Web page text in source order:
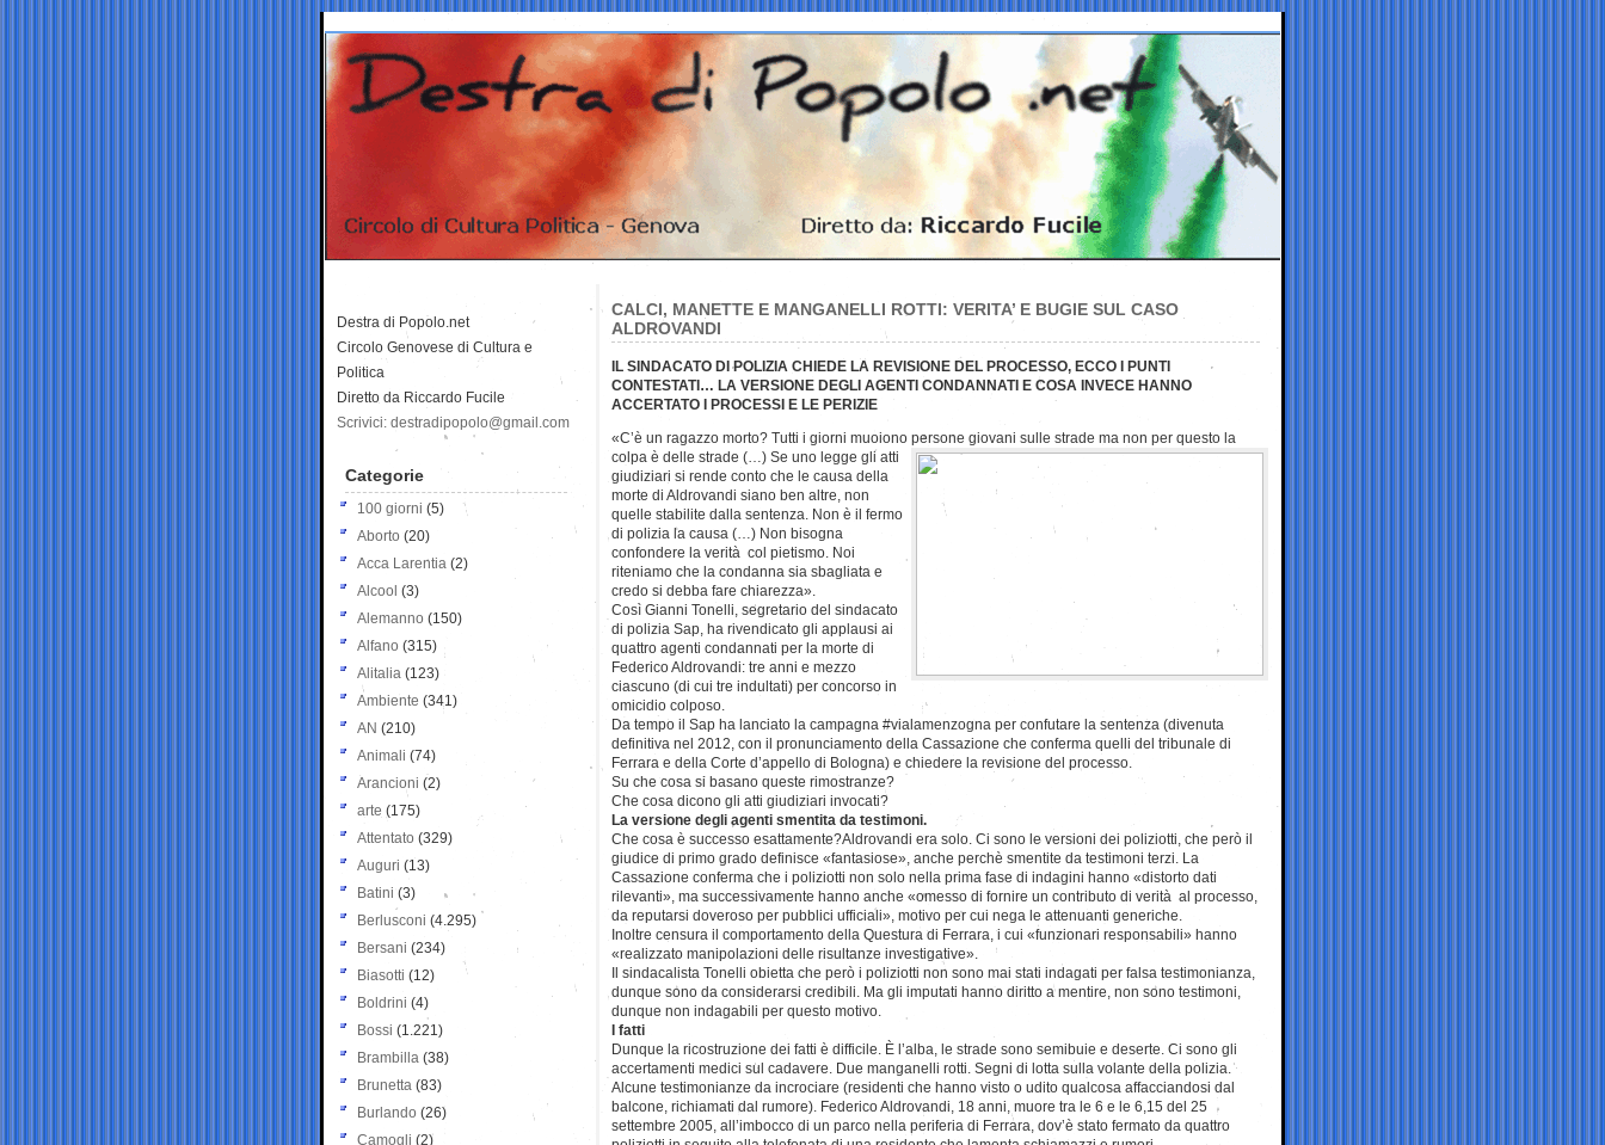
CALCI, MANETTE E MANGANELLI ROTTI: VERITA’ E BUGIE SUL CASO
ALDROVANDI
IL SINDACATO DI POLIZIA CHIEDE LA REVISIONE DEL PROCESSO, ECCO I PUNTI
CONTESTATI… LA VERSIONE DEGLI AGENTI CONDANNATI E COSA INVECE HANNO
ACCERTATO I PROCESSI E LE PERIZIE
«C’è un ragazzo morto? Tutti i giorni muoiono persone giovani sulle strade ma non per questo la
colpa è delle strade (…) Se uno legge gli atti
giudiziari si rende conto che le causa della
morte di Aldrovandi siano ben altre, non
quelle stabilite dalla sentenza. Non è il fermo
di polizia la causa (…) Non bisogna
confondere la verità col pietismo. Noi
riteniamo che la condanna sia sbagliata e
credo si debba fare chiarezza».
Così Gianni Tonelli, segretario del sindacato
di polizia Sap, ha rivendicato gli applausi ai
quattro agenti condannati per la morte di
Federico Aldrovandi: tre anni e mezzo
ciascuno (di cui tre indultati) per concorso in
omicidio colposo.
Da tempo il Sap ha lanciato la campagna #vialamenzogna per confutare la sentenza (divenuta
definitiva nel 2012, con il pronunciamento della Cassazione che conferma quelli del tribunale di
Ferrara e della Corte d’appello di Bologna) e chiedere la revisione del processo.
Su che cosa si basano queste rimostranze?
Che cosa dicono gli atti giudiziari invocati?
La versione degli agenti smentita da testimoni.
Che cosa è successo esattamente?Aldrovandi era solo. Ci sono le versioni dei poliziotti, che però il
giudice di primo grado definisce «fantasiose», anche perchè smentite da testimoni terzi. La
Cassazione conferma che i poliziotti non solo nella prima fase di indagini hanno «distorto dati
rilevanti», ma successivamente hanno anche «omesso di fornire un contributo di verità al processo,
da reputarsi doveroso per pubblici ufficiali», motivo per cui nega le attenuanti generiche.
Inoltre censura il comportamento della Questura di Ferrara, i cui «funzionari responsabili» hanno
«realizzato manipolazioni delle risultanze investigative».
Il sindacalista Tonelli obietta che però i poliziotti non sono mai stati indagati per falsa testimonianza,
dunque sono da considerarsi credibili. Ma gli imputati hanno diritto a mentire, non sono testimoni,
dunque non indagabili per questo motivo.
I fatti
Dunque la ricostruzione dei fatti è difficile. È l’alba, le strade sono semibuie e deserte. Ci sono gli
accertamenti medici sul cadavere. Due manganelli rotti. Segni di lotta sulla volante della polizia.
Alcune testimonianze da incrociare (residenti che hanno visto o udito qualcosa affacciandosi dal
balcone, richiamati dal rumore). Federico Aldrovandi, 18 anni, muore tra le 6 e le 6,15 del 25
settembre 2005, all’imbocco di un parco nella periferia di Ferrara, dov’è stato fermato da quattro
Destra di Popolo.net
Circolo Genovese di Cultura e
Politica
Diretto da Riccardo Fucile
Scrivici: destradipopolo@gmail.com
Categorie
100 giorni (5)
Aborto (20)
Acca Larentia (2)
Alcool (3)
Alemanno (150)
Alfano (315)
Alitalia (123)
Ambiente (341)
AN (210)
Animali (74)
Arancioni (2)
arte (175)
Attentato (329)
Auguri (13)
Batini (3)
Berlusconi (4.295)
Bersani (234)
Biasotti (12)
Boldrini (4)
Bossi (1.221)
Brambilla (38)
Brunetta (83)
Burlando (26)
Camogli (2)